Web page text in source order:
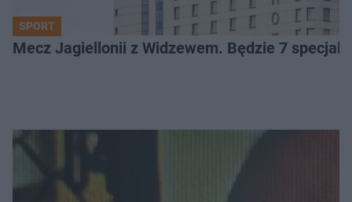
SPORT
Mecz Jagiellonii z Widzewem. Będzie 7